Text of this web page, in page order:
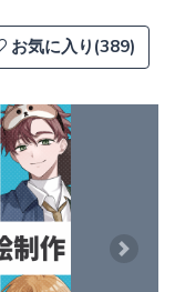
お気に入り(389)
Next